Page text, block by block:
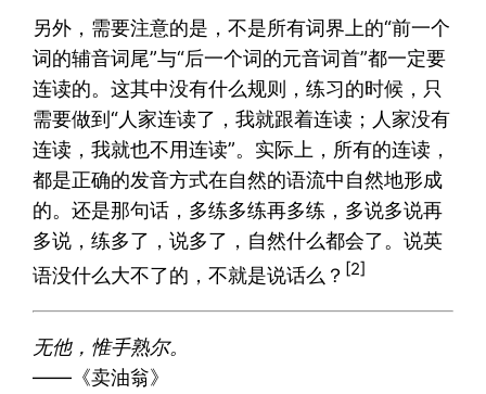
另外，需要注意的是，不是所有词界上的“前一个
词的辅音词尾”与“后一个词的元音词首”都一定要
连读的。这其中没有什么规则，练习的时候，只
需要做到“人家连读了，我就跟着连读；人家没有
连读，我就也不用连读”。实际上，所有的连读，
都是正确的发音方式在自然的语流中自然地形成
的。还是那句话，多练多练再多练，多说多说再
多说，练多了，说多了，自然什么都会了。说英
语没什么大不了的，不就是说话么？ [2]
无他，惟手熟尔。
——《卖油翁》